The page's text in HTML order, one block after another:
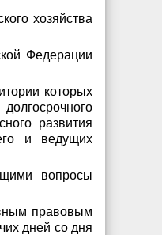
хозяйства
Федерации
которых
развития
и ведущих
вопросы
правовым
дней со дня